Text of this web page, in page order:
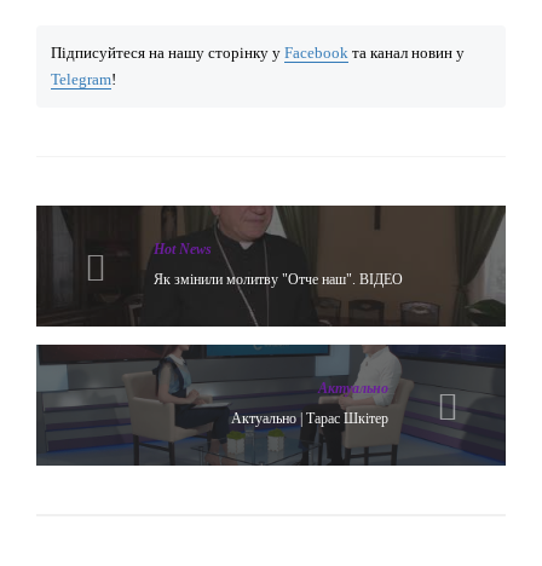
Підписуйтеся на нашу сторінку у Facebook та канал новин у
Telegram!
Hot News
Як змінили молитву "Отче наш". ВІДЕО
Актуально
Актуально | Тарас Шкітер